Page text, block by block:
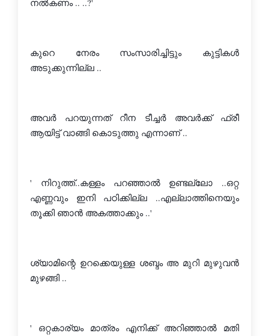
നല്‍കണം .. ..?'
കുറെ നേരം സംസാരിച്ചിട്ടും കുട്ടികള്‍
അടുക്കുന്നില്ല ..
അവര്‍ പറയുന്നത് റീന ടീച്ചര്‍ അവര്‍ക്ക് ഫ്രീ
ആയിട്ട് വാങ്ങി കൊടുത്തു എന്നാണ് ..
' നിറുത്ത്..കള്ളം പറഞ്ഞാല്‍ ഉണ്ടല്ലോ ..ഒറ്റ
എണ്ണവും ഇനി പഠിക്കില്ല ..എല്ലാത്തിനെയും
തൂക്കി ഞാന്‍ അകത്താക്കും ..'
ശ്യാമിന്റെ ഉറക്കെയുള്ള ശബ്ദം അ മുറി മുഴുവന്‍
മുഴങ്ങി ..
' ഒറ്റകാര്യം മാത്രം എനിക്ക് അറിഞ്ഞാല്‍ മതി